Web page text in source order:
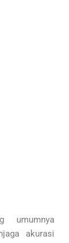
umumnya
akurasi